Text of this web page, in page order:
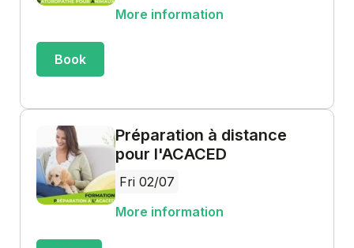
More information
Book
Préparation à distance
pour l'ACACED
Fri 02/07
More information